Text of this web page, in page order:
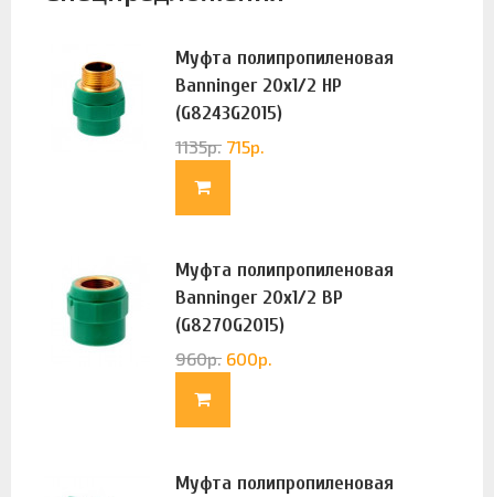
Муфта полипропиленовая
Banninger 20х1/2 НР
(G8243G2015)
1135р. 715р.
Муфта полипропиленовая
Banninger 20х1/2 ВР
(G8270G2015)
960р. 600р.
Муфта полипропиленовая